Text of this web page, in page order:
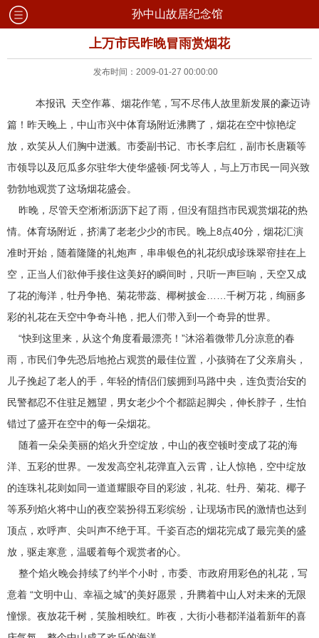
孙中山故居纪念馆
上万市民昨晚冒雨赏烟花
发布时间：2009-01-27 00:00:00
本报讯 天空作幕、烟花作笔，写不尽伟人故里新发展的豪迈诗
篇！昨天晚上，中山市兴中体育场附近沸腾了，烟花在空中惊艳绽
放，欢笑从人们胸中迸溅。市委副书记、市长李启红，副市长唐颖等
市领导以及厄瓜多尔驻华大使华盛顿·阿戈等人，与上万市民一同兴致
勃勃地观赏了这场烟花盛会。
昨晚，尽管天空淅淅沥沥下起了雨，但没有阻挡市民观赏烟花的热
情。体育场附近，挤满了老老少少的市民。晚上8点40分，烟花汇演
准时开始，随着隆隆的礼炮声，串串银色的礼花织成珍珠翠帘挂在上
空，正当人们欲伸手接住这美好的瞬间时，只听一声巨响，天空又成
了花的海洋，牡丹争艳、菊花带蕊、椰树披金……千树万花，绚丽多
彩的礼花在天空中争奇斗艳，把人们带入到一个奇异的世界。
“快到这里来，从这个角度看最漂亮！”沐浴着微带几分凉意的春
雨，市民们争先恐后地抢占观赏的最佳位置，小孩骑在了父亲肩头，
儿子挽起了老人的手，年轻的情侣们簇拥到马路中央，连负责治安的
民警都忍不住驻足翘望，男女老少个个都踮起脚尖，伸长脖子，生怕
错过了盛开在空中的每一朵烟花。
随着一朵朵美丽的焰火升空绽放，中山的夜空顿时变成了花的海
洋、五彩的世界。一发发高空礼花弹直入云霄，让人惊艳，空中绽放
的连珠礼花则如同一道道耀眼夺目的彩波，礼花、牡丹、菊花、椰子
等系列焰火将中山的夜空装扮得五彩缤纷，让现场市民的激情也达到
顶点，欢呼声、尖叫声不绝于耳。千姿百态的烟花完成了最完美的盛
放，驱走寒意，温暖着每个观赏者的心。
整个焰火晚会持续了约半个小时，市委、市政府用彩色的礼花，写
意着 “文明中山、幸福之城”的美好愿景，升腾着中山人对未来的无限
憧憬。夜放花千树，笑脸相映红。昨夜，大街小巷都洋溢着新年的喜